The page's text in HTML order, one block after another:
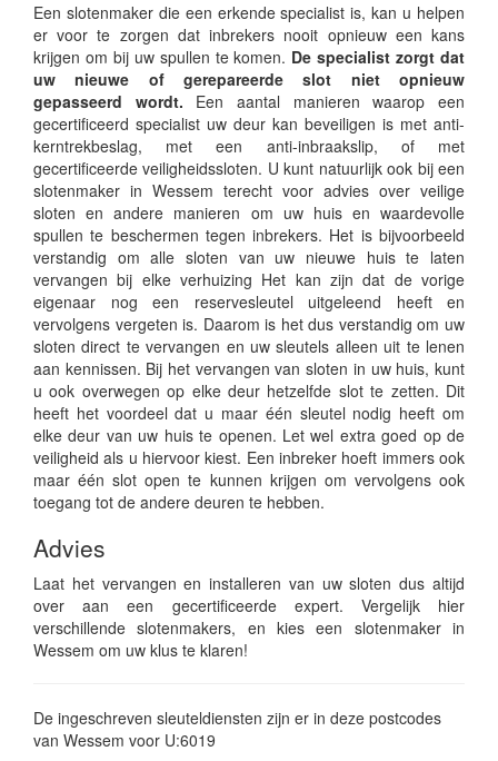
Een slotenmaker die een erkende specialist is, kan u helpen
er voor te zorgen dat inbrekers nooit opnieuw een kans
krijgen om bij uw spullen te komen. De specialist zorgt dat
uw nieuwe of gerepareerde slot niet opnieuw
gepasseerd wordt. Een aantal manieren waarop een
gecertificeerd specialist uw deur kan beveiligen is met anti-
kerntrekbeslag, met een anti-inbraakslip, of met
gecertificeerde veiligheidssloten. U kunt natuurlijk ook bij een
slotenmaker in Wessem terecht voor advies over veilige
sloten en andere manieren om uw huis en waardevolle
spullen te beschermen tegen inbrekers. Het is bijvoorbeeld
verstandig om alle sloten van uw nieuwe huis te laten
vervangen bij elke verhuizing Het kan zijn dat de vorige
eigenaar nog een reservesleutel uitgeleend heeft en
vervolgens vergeten is. Daarom is het dus verstandig om uw
sloten direct te vervangen en uw sleutels alleen uit te lenen
aan kennissen. Bij het vervangen van sloten in uw huis, kunt
u ook overwegen op elke deur hetzelfde slot te zetten. Dit
heeft het voordeel dat u maar één sleutel nodig heeft om
elke deur van uw huis te openen. Let wel extra goed op de
veiligheid als u hiervoor kiest. Een inbreker hoeft immers ook
maar één slot open te kunnen krijgen om vervolgens ook
toegang tot de andere deuren te hebben.
Advies
Laat het vervangen en installeren van uw sloten dus altijd
over aan een gecertificeerde expert. Vergelijk hier
verschillende slotenmakers, en kies een slotenmaker in
Wessem om uw klus te klaren!
De ingeschreven sleuteldiensten zijn er in deze postcodes
van Wessem voor U:6019